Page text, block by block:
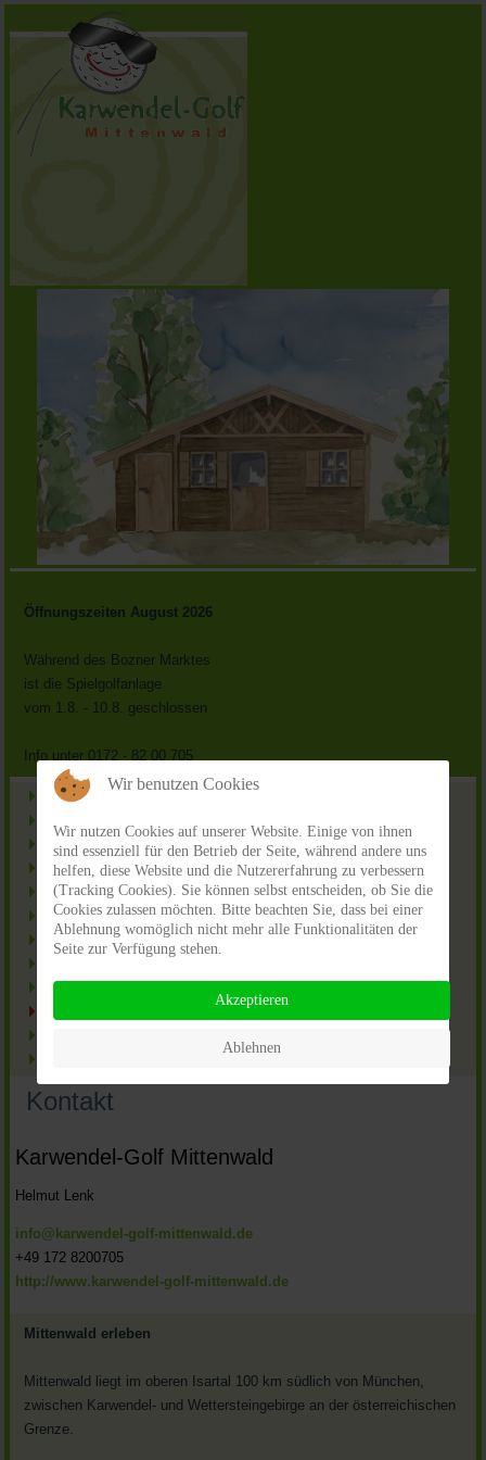
Öffnungszeiten August 2026
Während des Bozner Marktes
ist die Spielgolfanlage
vom 1.8. - 10.8. geschlossen
Info unter 0172 - 82 00 705
Home
Galerie
Preise
Öffnungszeiten
Spielregeln
Gastronomie
Anfahrt
Kontakt
Karwendel-Golf Mittenwald
Helmut Lenk
info@karwendel-golf-mittenwald.de
+49 172 8200705
http://www.karwendel-golf-mittenwald.de
Mittenwald erleben
Mittenwald liegt im oberen Isartal 100 km südlich von München,
zwischen Karwendel- und Wettersteingebirge an der österreichischen
Grenze.
Wir benutzen Cookies
Wir nutzen Cookies auf unserer Website. Einige von ihnen
sind essenziell für den Betrieb der Seite, während andere uns
helfen, diese Website und die Nutzererfahrung zu verbessern
(Tracking Cookies). Sie können selbst entscheiden, ob Sie die
Cookies zulassen möchten. Bitte beachten Sie, dass bei einer
Ablehnung womöglich nicht mehr alle Funktionalitäten der
Seite zur Verfügung stehen.
Akzeptieren
Ablehnen